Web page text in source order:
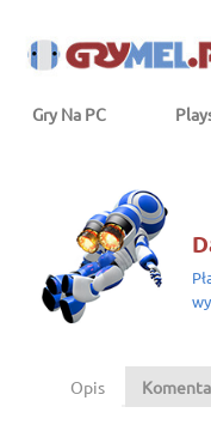
Gry Na PC
Opis